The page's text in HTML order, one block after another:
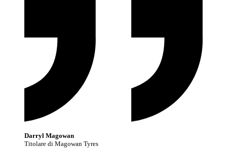
Darryl Magowan
Titolare di Magowan Tyres